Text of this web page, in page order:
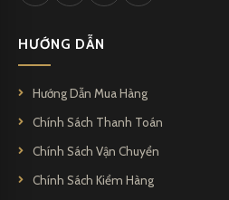
HƯỚNG DẪN
Hướng Dẫn Mua Hàng
Chính Sách Thanh Toán
Chính Sách Vận Chuyển
Chính Sách Kiểm Hàng